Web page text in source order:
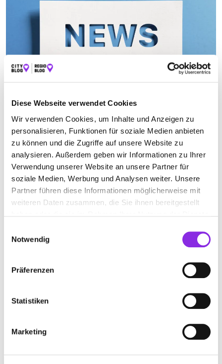
Diese Webseite verwendet Cookies
Wir verwenden Cookies, um Inhalte und Anzeigen zu
personalisieren, Funktionen für soziale Medien anbieten
zu können und die Zugriffe auf unsere Website zu
analysieren. Außerdem geben wir Informationen zu Ihrer
Verwendung unserer Website an unsere Partner für
soziale Medien, Werbung und Analysen weiter. Unsere
Partner führen diese Informationen möglicherweise mit
weiteren Daten zusammen, die Sie ihnen bereitgestellt
Notwendig
Präferenzen
Statistiken
Marketing
Recht & Geld
NEUERUNGEN JANUAR 2026: DAS MUSST DU
…
Von Führerschein-Umtausch bis Industriestrompreis: Entdecke alle
gesetzlichen Änderungen und Pflichten, die ab Januar 2026 gelten.
Mehr erfahren
NEUERUNGEN AB DEZEMBER 2025